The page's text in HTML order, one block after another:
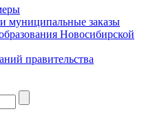
муниципальные заказы
Новосибирской
правительства